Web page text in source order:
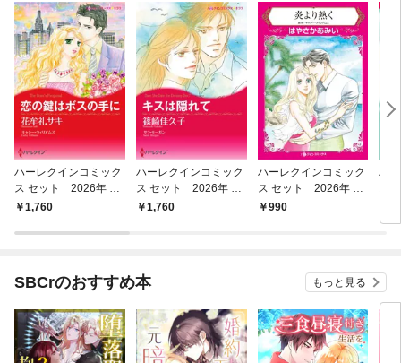
ハーレクインコミック
ス セット 2026年 vo
l.923
1,760
ハーレクインコミック
ス セット 2026年 vo
l.914
1,760
ハーレクインコミック
ス セット 2026年 vo
l.789
990
ハ
SBCrのおすすめ本 もっと見る